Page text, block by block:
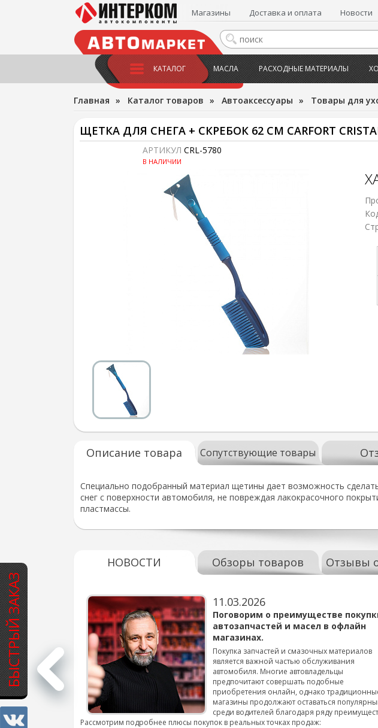
БЫСТРЫЙ ЗАКАЗ
Магазины Доставка и оплата Новости
КАТАЛОГ МАСЛА РАСХОДНЫЕ МАТЕРИАЛЫ
Главная » Каталог товаров » Автоаксессуары » Товары для
ЩЕТКА ДЛЯ СНЕГА + СКРЕБОК 62 СМ CARFORT
АРТИКУЛ CRL-5780
В НАЛИЧИИ
Описание товара Сопутствующие товары
Специально подобранный материал щетины дает возможность
снег с поверхности автомобиля, не повреждая лакокрасочного
пластмассы.
НОВОСТИ Обзоры товаров Отзывы
для
смены шин на
подробнее...
11.03.2026
Поговорим о преимуществе
автозапчастей и масел в офлайн
магазинах.
Покупка запчастей и смазочных материалов
является важной частью обслуживания
автомобиля. Многие автовладельцы
предпочитают совершать подобные
приобретения онлайн, однако
магазины продолжают оставаться
среди водителей благодаря ряду
Рассмотрим подробнее плюсы покупок в реальных точках продаж: